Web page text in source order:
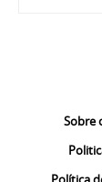
Sobre